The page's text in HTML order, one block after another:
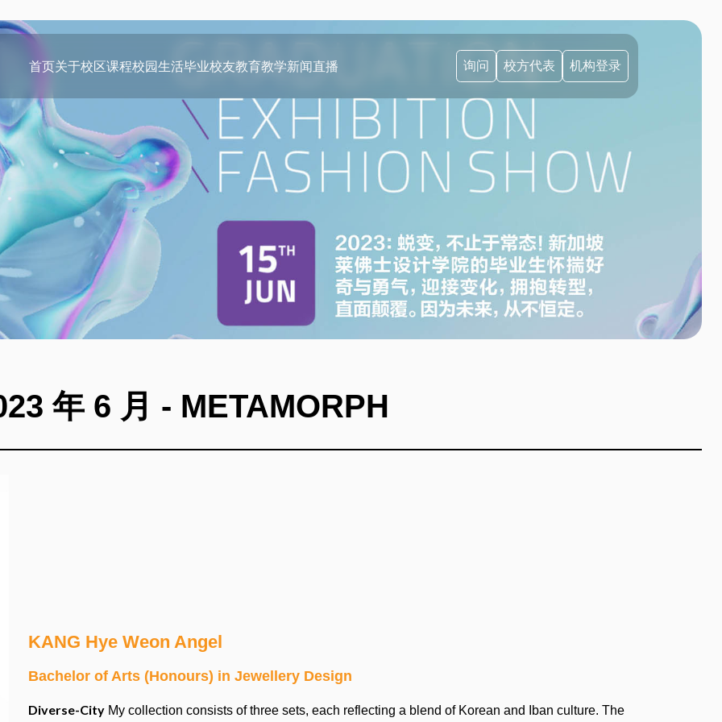
首页关于校区课程校园生活毕业校友教育教学新闻直播 询问 校方代表 机构登录
年 6 月 - METAMORPH
KANG Hye Weon Angel
Bachelor of Arts (Honours) in Jewellery Design
Diverse-CityMy collection consists of three sets, each reflecting a blend of Korean and Iban culture. The